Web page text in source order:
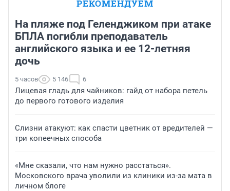
РЕКОМЕНДУЕМ
На пляже под Геленджиком при атаке
БПЛА погибли преподаватель
английского языка и ее 12-летняя
дочь
5 часов 5 146 6
Лицевая гладь для чайников: гайд от набора петель
до первого готового изделия
Слизни атакуют: как спасти цветник от вредителей —
три копеечных способа
«Мне сказали, что нам нужно расстаться».
Московского врача уволили из клиники из-за мата в
личном блоге